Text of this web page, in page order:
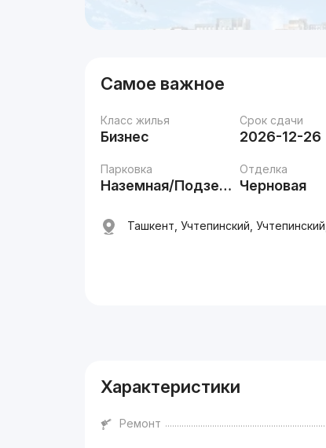
Самое важное
Класс жилья
Бизнес
Срок сдачи
2026-12-26
Парковка
Наземная/Подземная
Отделка
Черновая
Ташкент, Учтепинский,
Характеристики
Ремонт